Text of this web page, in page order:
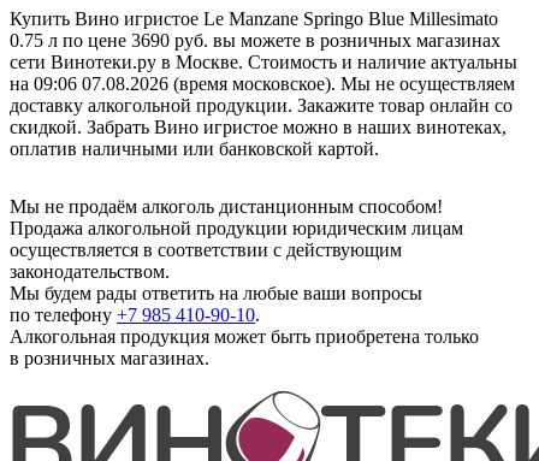
Купить Вино игристое Le Manzane Springo Blue Millesimato
0.75 л по цене 3690 руб. вы можете в розничных магазинах
сети Винотеки.ру в Москве. Стоимость и наличие актуальны
на 09:06 07.08.2026 (время московское). Мы не осуществляем
доставку алкогольной продукции. Закажите товар онлайн со
скидкой. Забрать Вино игристое можно в наших винотеках,
оплатив наличными или банковской картой.
Мы не продаём алкоголь дистанционным способом!
Продажа алкогольной продукции юридическим лицам
осуществляется в соответствии с действующим
законодательством.
Мы будем рады ответить на любые ваши вопросы
по телефону +7 985 410-90-10.
Алкогольная продукция может быть приобретена только
в розничных магазинах.